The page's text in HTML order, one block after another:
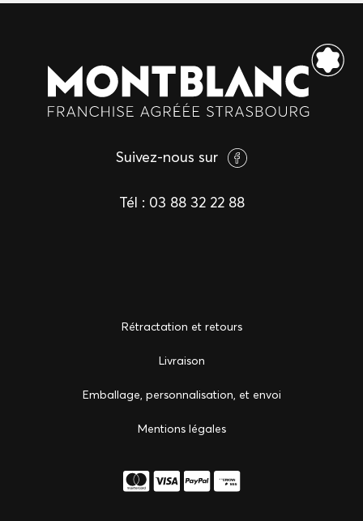
Suivez-nous sur
Tél : 03 88 32 22 88
Rétractation et retours
Livraison
Emballage, personnalisation, et envoi
Mentions légales